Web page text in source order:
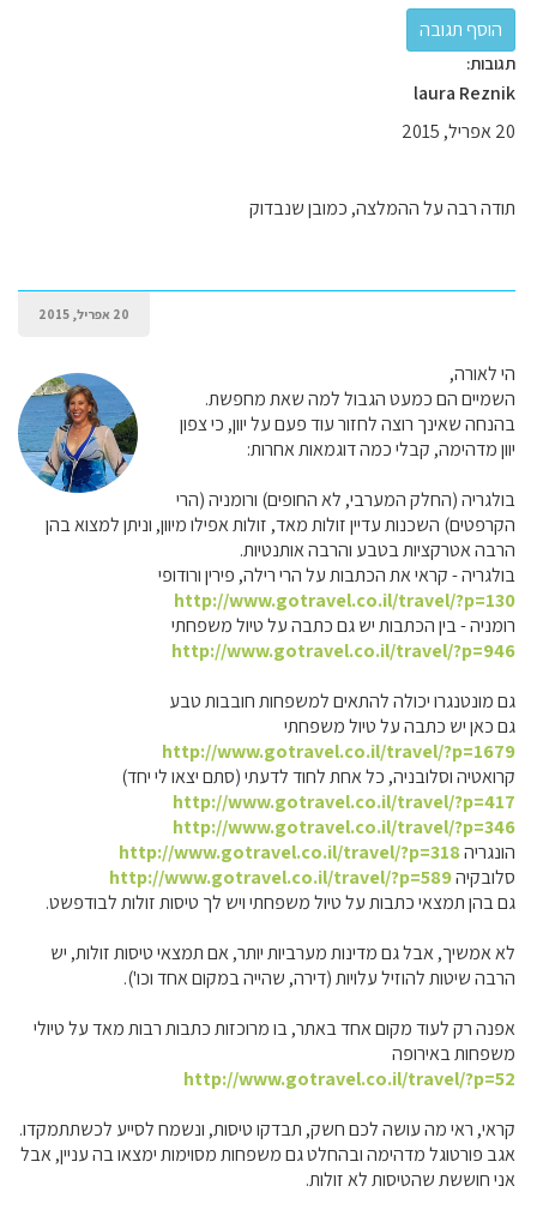
תגובות:
laura Reznik
20 אפריל, 2015
תודה רבה על ההמלצה, כמובן שנבדוק
20 אפריל, 2015
הי לאורה,
השמיים הם כמעט הגבול למה שאת מחפשת.
בהנחה שאינך רוצה לחזור עוד פעם על יוון, כי צפון
יוון מדהימה, קבלי כמה דוגמאות אחרות:
בולגריה (החלק המערבי, לא החופים) ורומניה (הרי
הקרפטים) השכנות עדיין זולות מאד, זולות אפילו מיוון, וניתן למצוא בהן
הרבה אטרקציות בטבע והרבה אותנטיות.
בולגריה - קראי את הכתבות על הרי רילה, פירין ורודופי
http://www.gotravel.co.il/travel/?p=130
רומניה - בין הכתבות יש גם כתבה על טיול משפחתי
http://www.gotravel.co.il/travel/?p=946
גם מונטנגרו יכולה להתאים למשפחות חובבות טבע
גם כאן יש כתבה על טיול משפחתי
http://www.gotravel.co.il/travel/?p=1679
קרואטיה וסלובניה, כל אחת לחוד לדעתי (סתם יצאו לי יחד)
http://www.gotravel.co.il/travel/?p=417
http://www.gotravel.co.il/travel/?p=346
הונגריהhttp://www.gotravel.co.il/travel/?p=318
סלובקיהhttp://www.gotravel.co.il/travel/?p=589
גם בהן תמצאי כתבות על טיול משפחתי ויש לך טיסות זולות לבודפשט.
לא אמשיך, אבל גם מדינות מערביות יותר, אם תמצאי טיסות זולות, יש
הרבה שיטות להוזיל עלויות (דירה, שהייה במקום אחד וכו').
אפנה רק לעוד מקום אחד באתר, בו מרוכזות כתבות רבות מאד על טיולי
משפחות באירופה
http://www.gotravel.co.il/travel/?p=52
קראי, ראי מה עושה לכם חשק, תבדקו טיסות, ונשמח לסייע לכשתתמקדו.
אגב פורטוגל מדהימה ובהחלט גם משפחות מסוימות ימצאו בה עניין, אבל
אני חוששת שהטיסות לא זולות.